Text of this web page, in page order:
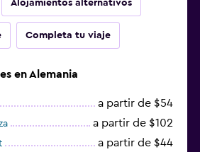
Alojamientos alternativos
Completa tu viaje
en Alemania
a partir de $54
a partir de $102
a partir de $44